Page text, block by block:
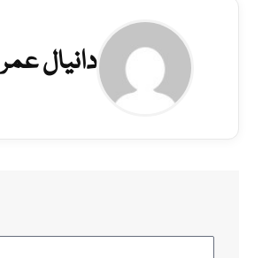
دانیال عمر